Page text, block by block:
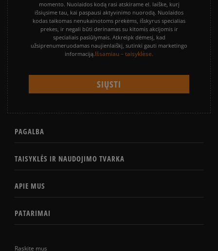
Raskite mus
momento. Nuolaidos kodą rasi atskirame el. laiške, kurį
išsiųsime tau, kai paspausi aktyvinimo nuorodą. Nuolaidos
kodas taikomas nenukainotoms prekėms, išskyrus specialias
prekes, ir negali būti derinamas su kitomis akcijomis ir
specialiais pasiūlymais. Atkreipk dėmesį, kad
užsiprenumeruodamas naujienlaiškį, sutinki gauti marketingo
informaciją.Išsamiau – taisyklėse.
PAGALBA
TAISYKLĖS IR NAUDOJIMO TVARKA
APIE MUS
PATARIMAI